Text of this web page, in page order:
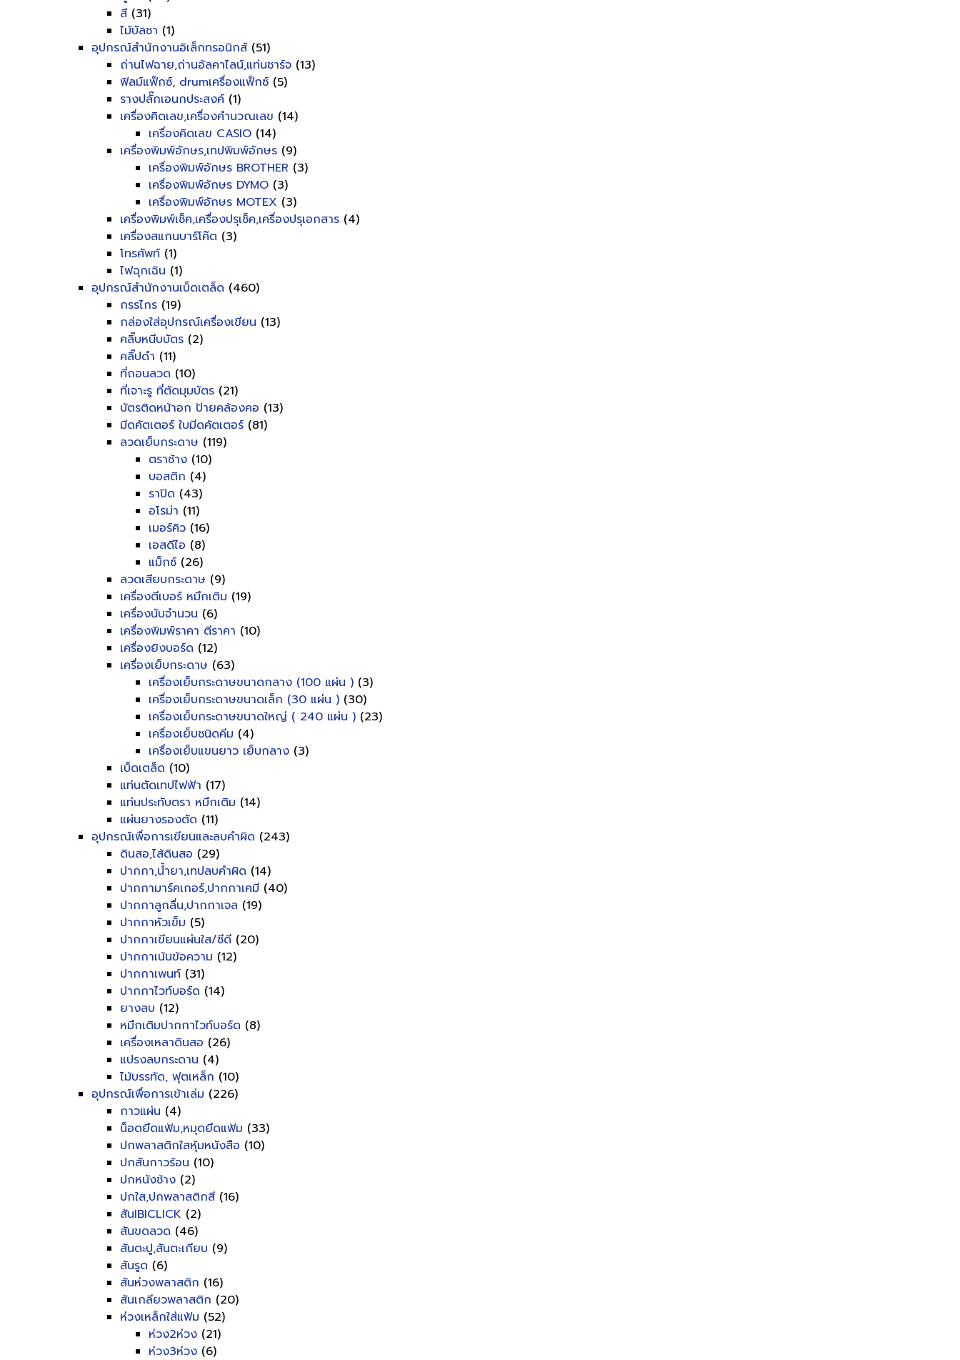
สี (31)
ไม้บัลชา (1)
อุปกรณ์สำนักงานอิเล็กทรอนิกส์ (51)
ถ่านไฟฉาย,ถ่านอัลคาไลน์,แท่นชาร์จ (13)
ฟิลม์แฟ็กซ์, drumเครื่องแฟ็กซ์ (5)
รางปลั๊กเอนกประสงค์ (1)
เครื่องคิดเลข,เครื่องคำนวณเลข (14)
เครื่องคิดเลข CASIO (14)
เครื่องพิมพ์อักษร,เทปพิมพ์อักษร (9)
เครื่องพิมพ์อักษร BROTHER (3)
เครื่องพิมพ์อักษร DYMO (3)
เครื่องพิมพ์อักษร MOTEX (3)
เครื่องพิมพ์เช็ค,เครื่องปรุเช็ค,เครื่องปรุเอกสาร (4)
เครื่องสแกนบาร์โค๊ต (3)
โทรศัพท์ (1)
ไฟฉุกเฉิน (1)
อุปกรณ์สำนักงานเบ็ดเตล็ด (460)
กรรไกร (19)
กล่องใส่อุปกรณ์เครื่องเขียน (13)
คลิ๊บหนีบบัตร (2)
คลิ๊ปดำ (11)
ที่ถอนลวด (10)
ที่เจาะรู ที่ตัดมุมบัตร (21)
บัตรติดหน้าอก ป้ายคล้องคอ (13)
มีดคัตเตอร์ ใบมีดคัตเตอร์ (81)
ลวดเย็บกระดาษ (119)
ตราช้าง (10)
บอสติก (4)
ราปิด (43)
อโรม่า (11)
เมอร์คิว (16)
เอสดีไอ (8)
แม็กซ์ (26)
ลวดเสียบกระดาษ (9)
เครื่องตีเบอร์ หมึกเติม (19)
เครื่องนับจำนวน (6)
เครื่องพิมพ์ราคา ตีราคา (10)
เครื่องยิงบอร์ด (12)
เครื่องเย็บกระดาษ (63)
เครื่องเย็บกระดาษขนาดกลาง (100 แผ่น ) (3)
เครื่องเย็บกระดาษขนาดเล็ก (30 แผ่น ) (30)
เครื่องเย็บกระดาษขนาดใหญ่ ( 240 แผ่น ) (23)
เครื่องเย็บชนิดคีม (4)
เครื่องเย็บแขนยาว เย็บกลาง (3)
เบ็ดเตล็ด (10)
แท่นตัดเทปไฟฟ้า (17)
แท่นประทับตรา หมึกเติม (14)
แผ่นยางรองตัด (11)
อุปกรณ์เพื่อการเขียนและลบคำผิด (243)
ดินสอ,ไส้ดินสอ (29)
ปากกา,น้ำยา,เทปลบคำผิด (14)
ปากกามาร์คเกอร์,ปากกาเคมี (40)
ปากกาลูกลื่น,ปากกาเจล (19)
ปากกาหัวเข็ม (5)
ปากกาเขียนแผ่นใส/ซีดี (20)
ปากกาเน้นข้อความ (12)
ปากกาเพนท์ (31)
ปากกาไวท์บอร์ด (14)
ยางลบ (12)
หมึกเติมปากกาไวท์บอร์ด (8)
เครื่องเหลาดินสอ (26)
แปรงลบกระดาน (4)
ไม้บรรทัด, ฟุตเหล็ก (10)
อุปกรณ์เพื่อการเข้าเล่ม (226)
กาวแผ่น (4)
น็อดยึดแฟ้ม,หมุดยึดแฟ้ม (33)
ปกพลาสติกใสหุ้มหนังสือ (10)
ปกสันกาวร้อน (10)
ปกหนังช้าง (2)
ปกใส,ปกพลาสติกสี (16)
สันIBICLICK (2)
สันขดลวด (46)
สันตะปู,สันตะเกียบ (9)
สันรูด (6)
สันห่วงพลาสติก (16)
สันเกลียวพลาสติก (20)
ห่วงเหล็กใส่แฟ้ม (52)
ห่วง2ห่วง (21)
ห่วง3ห่วง (6)